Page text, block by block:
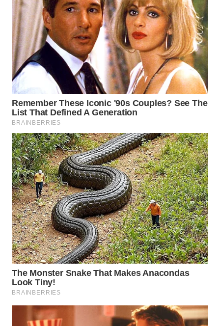
WN
KUNINGAN
WN
MAJALENGKA
SUBANG
WN
SUKABUMI
WN
PURWAKARTA
WN
PRIANGAN
TIMUR
WN
SEMARANG
WN
SOLO
WN
BOROBUDUR